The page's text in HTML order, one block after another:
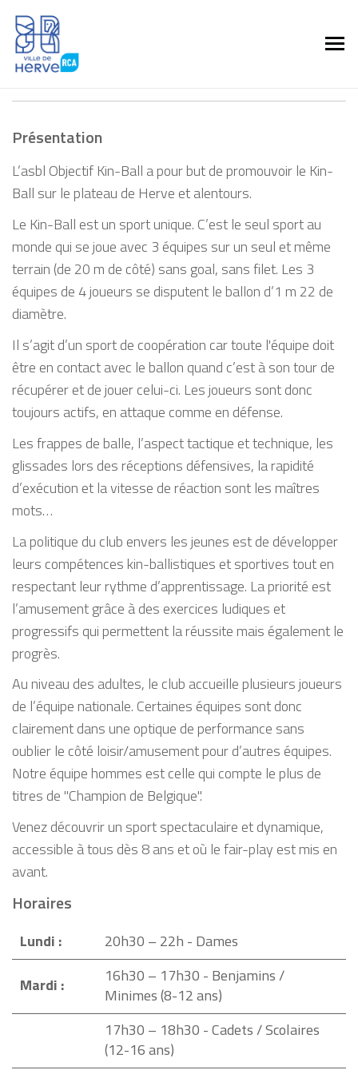
Présentation
L’asbl Objectif Kin-Ball a pour but de promouvoir le Kin-
Ball sur le plateau de Herve et alentours.
Le Kin-Ball est un sport unique. C’est le seul sport au
monde qui se joue avec 3 équipes sur un seul et même
terrain (de 20 m de côté) sans goal, sans filet. Les 3
équipes de 4 joueurs se disputent le ballon d’1 m 22 de
diamètre.
Il s’agit d’un sport de coopération car toute l'équipe doit
être en contact avec le ballon quand c’est à son tour de
récupérer et de jouer celui-ci. Les joueurs sont donc
toujours actifs, en attaque comme en défense.
Les frappes de balle, l’aspect tactique et technique, les
glissades lors des réceptions défensives, la rapidité
d’exécution et la vitesse de réaction sont les maîtres
mots…
La politique du club envers les jeunes est de développer
leurs compétences kin-ballistiques et sportives tout en
respectant leur rythme d’apprentissage. La priorité est
l’amusement grâce à des exercices ludiques et
progressifs qui permettent la réussite mais également le
progrès.
Au niveau des adultes, le club accueille plusieurs joueurs
de l’équipe nationale. Certaines équipes sont donc
clairement dans une optique de performance sans
oublier le côté loisir/amusement pour d’autres équipes.
Notre équipe hommes est celle qui compte le plus de
titres de "Champion de Belgique".
Venez découvrir un sport spectaculaire et dynamique,
accessible à tous dès 8 ans et où le fair-play est mis en
avant.
Horaires
Lundi : 20h30 – 22h - Dames
Mardi :
16h30 – 17h30 - Benjamins /
Minimes (8-12 ans)
17h30 – 18h30 - Cadets / Scolaires
(12-16 ans)